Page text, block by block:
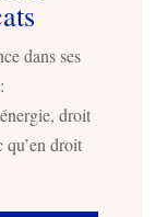
dans ses
droit
droit